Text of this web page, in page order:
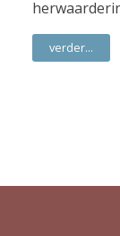
verder...